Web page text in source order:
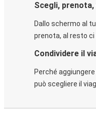
Scegli, prenota,
Dallo schermo al
prenota, al resto ci
Condividere il
Perché
può scegliere il